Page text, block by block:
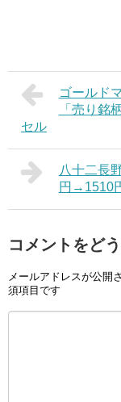
ゴールド
「売り銘
セル
八十二長
円→1510
コメントをど
メールアドレスが公開
須項目です